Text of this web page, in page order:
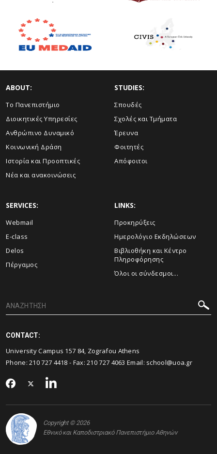
ABOUT:
Το Πανεπιστήμιο
Διοικητικές Υπηρεσίες
Ανθρώπινο Δυναμικό
Κοινωνική Δράση
Ιστορία και Προοπτικές
Νέα και ανακοινώσεις
STUDIES:
Σπουδές
Σχολές και Τμήματα
Έρευνα
Φοιτητές
Απόφοιτοι
SERVICES:
Webmail
E-class
Delos
Πέργαμος
LINKS:
Προκηρύξεις
Ημερολόγιο Εκδηλώσεων
Βιβλιοθήκη και Κέντρο
Πληροφόρησης
Όλοι οι σύνδεσμοι...
CONTACT:
University Campus 157 84, Zografou Athens
Phone:210 727 4418 - Fax:210 727 4063 Email: school@uoa.gr
Copyright © 2026
Εθνικό και Καποδιστριακό Πανεπιστήμιο Αθηνών